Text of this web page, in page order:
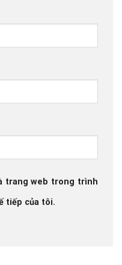
trang web trong trình
tiếp của tôi.